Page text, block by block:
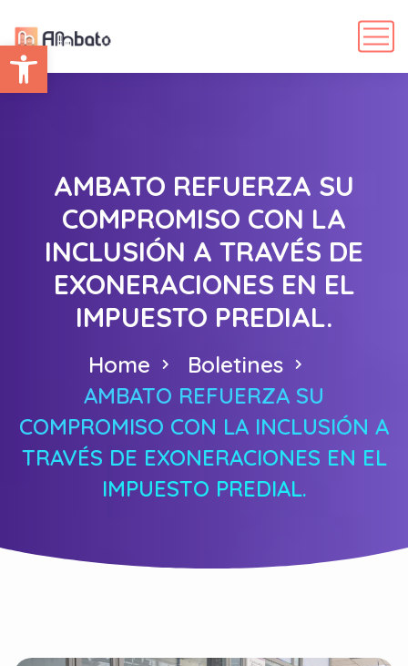
Abrir barra de herramientas
AMBATO REFUERZA SU
COMPROMISO CON LA
INCLUSIÓN A TRAVÉS DE
EXONERACIONES EN EL
IMPUESTO PREDIAL.
Home
Boletines
AMBATO REFUERZA SU
COMPROMISO CON LA INCLUSIÓN A
TRAVÉS DE EXONERACIONES EN EL
IMPUESTO PREDIAL.